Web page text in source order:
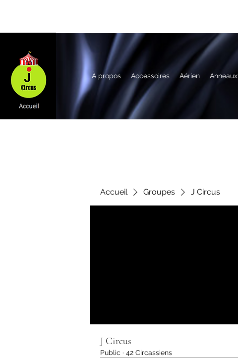
À propos Accessoires Aérien Anneaux
Accueil Groupes J Circus
J Circus
Public · 42 Circassiens